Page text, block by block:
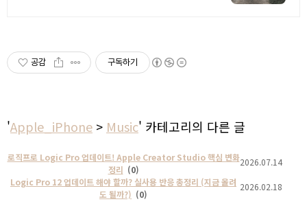
공감 구독하기
'Apple_iPhone > Music' 카테고리의 다른 글
로직프로 Logic Pro 업데이트! Apple Creator Studio 핵심 변화
정리 (0)
2026.07.14
Logic Pro 12 업데이트 해야 할까? 실사용 반응 총정리 (지금 올려
도 될까?) (0)
2026.02.18